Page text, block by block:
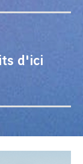
d'ici